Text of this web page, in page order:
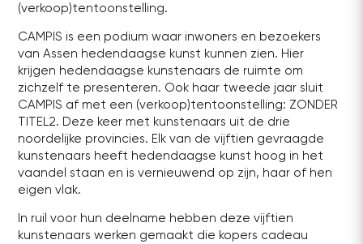
(verkoop)tentoonstelling.
CAMPIS is een podium waar inwoners en bezoekers
van Assen hedendaagse kunst kunnen zien. Hier
krijgen hedendaagse kunstenaars de ruimte om
zichzelf te presenteren. Ook haar tweede jaar sluit
CAMPIS af met een (verkoop)tentoonstelling: ZONDER
TITEL2. Deze keer met kunstenaars uit de drie
noordelijke provincies. Elk van de vijftien gevraagde
kunstenaars heeft hedendaagse kunst hoog in het
vaandel staan en is vernieuwend op zijn, haar of hen
eigen vlak.
In ruil voor hun deelname hebben deze vijftien
kunstenaars werken gemaakt die kopers cadeau